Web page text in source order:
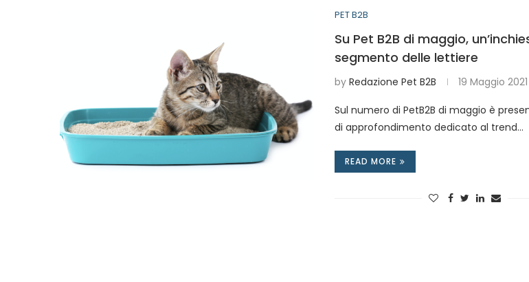
PET B2B
Su Pet B2B di maggio,
segmento delle lettiere
by Redazione Pet B2B 19 Maggio 2021
Sul numero di PetB2B di maggio è
di approfondimento dedicato al trend…
READ MORE